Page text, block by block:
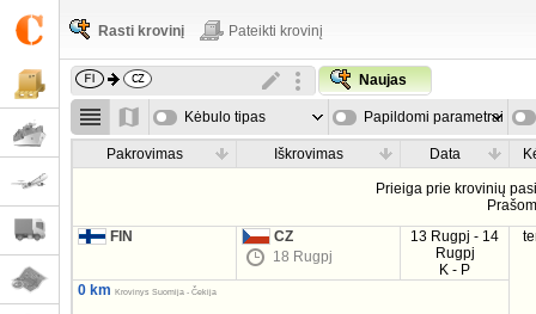
Rasti krovinį Pateikti krovinį
Naujas
Kėbulo tipas Papildomi parametrai
Pakrovimas Iškrovimas Data
Prieiga prie krovinių
FIN
CZ
18 Rugpj
13 Rugpj - 14
Rugpj
K - P
0 km Krovinys Suomija - Čekija